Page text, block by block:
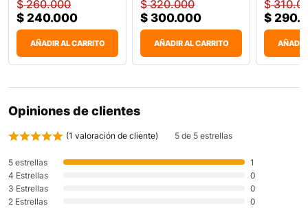
$260.000
$ 240.000
AÑADIR AL CARRITO
$320.000
$ 300.000
AÑADIR AL CARRITO
$
$
AÑADIR
Opiniones de clientes
(1 valoración de cliente) 5 de 5 estrellas
5 estrellas
1
4 Estrellas
0
3 Estrellas
0
2 Estrellas
0